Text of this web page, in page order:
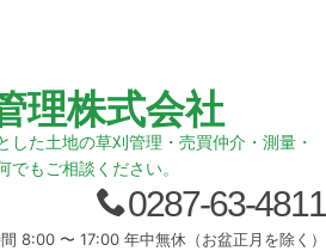
理株式会社
した土地の草刈管理・売買仲介・測量・
もご相談ください。
0287-63-4811
8:00 〜 17:00 年中無休（お盆正月を除く）